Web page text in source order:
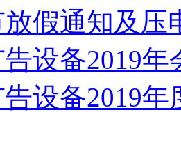
假通知及压
设备2019
设备2019